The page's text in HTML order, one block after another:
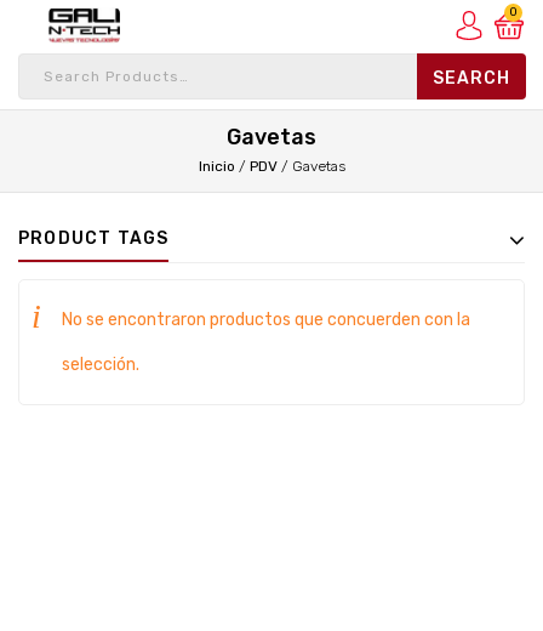
0
Gavetas
Inicio / PDV/ Gavetas
PRODUCT TAGS
No se encontraron productos que concuerden con la
selección.